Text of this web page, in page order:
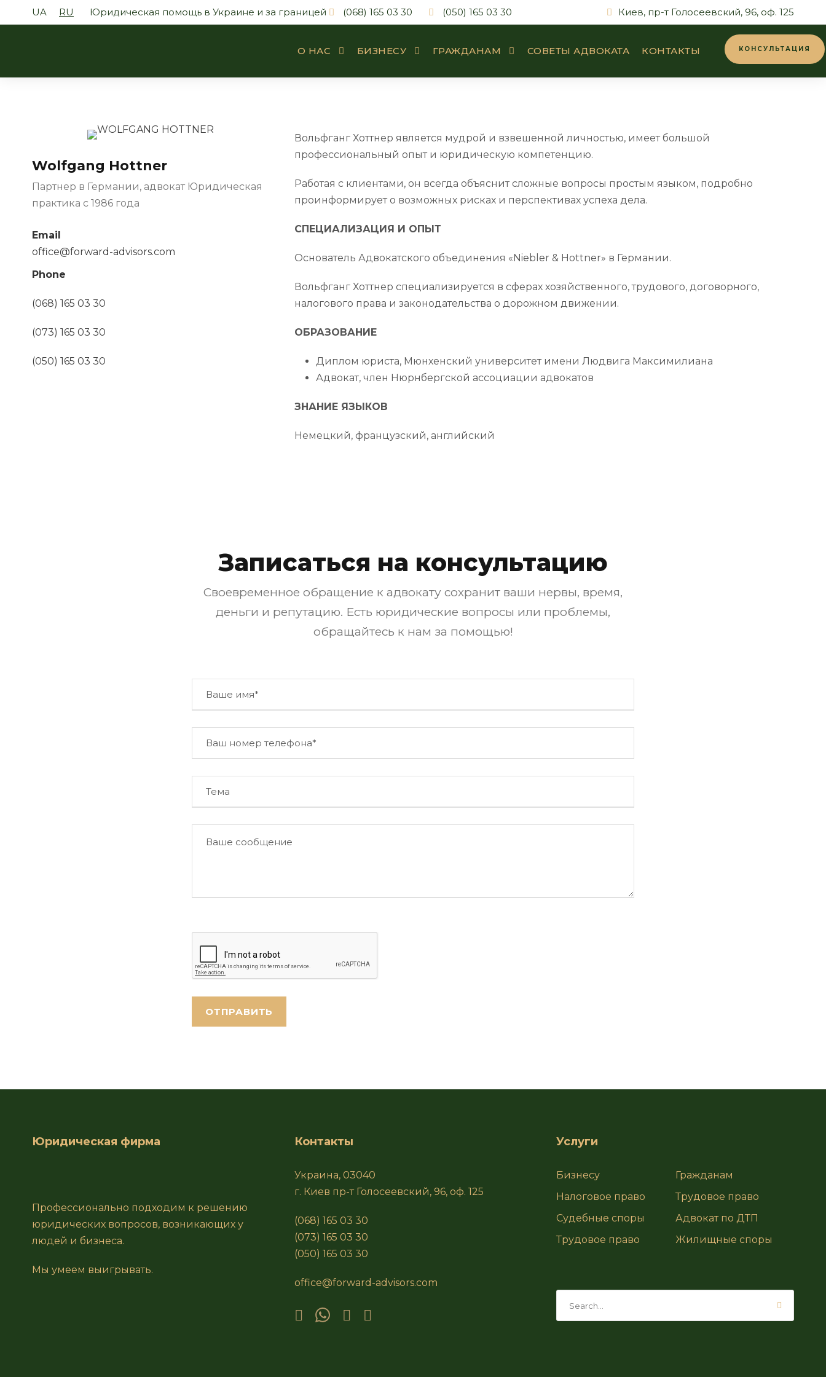
UA RU Юридическая помощь в Украине и за границей (068) 165 03 30 (050) 165 03 30 Киев, пр-т Голосеевский, 96, оф. 125
О НАС БИЗНЕСУ ГРАЖДАНАМ СОВЕТЫ АДВОКАТА КОНТАКТЫ КОНСУЛЬТАЦИЯ
Wolfgang Hottner
Партнер в Германии, адвокат Юридическая
практика с 1986 года
Email
office@forward-advisors.com
Phone
(068) 165 03 30
(073) 165 03 30
(050) 165 03 30
Вольфганг Хоттнер является мудрой и взвешенной личностью, имеет большой
профессиональный опыт и юридическую компетенцию.
Работая с клиентами, он всегда объяснит сложные вопросы простым языком, подробно
проинформирует о возможных рисках и перспективах успеха дела.
СПЕЦИАЛИЗАЦИЯ И ОПЫТ
Основатель Адвокатского объединения «Niebler & Hottner» в Германии.
Вольфганг Хоттнер специализируется в сферах хозяйственного, трудового, договорного,
налогового права и законодательства о дорожном движении.
ОБРАЗОВАНИЕ
Диплом юриста, Мюнхенский университет имени Людвига Максимилиана
Адвокат, член Нюрнбергской ассоциации адвокатов
ЗНАНИЕ ЯЗЫКОВ
Немецкий, французский, английский
Записаться на консультацию
Своевременное обращение к адвокату сохранит ваши нервы, время,
деньги и репутацию. Есть юридические вопросы или проблемы,
обращайтесь к нам за помощью!
Юридическая фирма
Профессионально подходим к решению
юридических вопросов, возникающих у
людей и бизнеса.
Мы умеем выигрывать.
Контакты
Украина, 03040
г. Киев пр-т Голосеевский, 96, оф. 125
(068) 165 03 30
(073) 165 03 30
(050) 165 03 30
office@forward-advisors.com
Услуги
Бизнесу
Гражданам
Налоговое право
Трудовое право
Судебные споры
Адвокат по ДТП
Трудовое право
Жилищные споры